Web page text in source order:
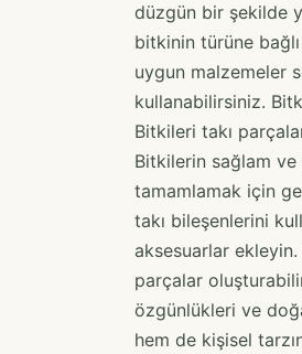
düzgün bir şekilde
bitkinin türüne
uygun malzemeler
kullanabilirsiniz.
Bitkileri takı
Bitkilerin sağlam ve
tamamlamak için
takı bileşenlerini
aksesuarlar ekleyin.
parçalar
özgünlükleri ve
hem de kişisel